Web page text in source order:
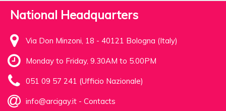
National Headquarters
Via Don Minzoni, 18 - 40121 Bologna (Italy)
Monday to Friday, 9.30AM to 5.00PM
051 09 57 241 (Ufficio Nazionale)
info@arcigay.it - Contacts